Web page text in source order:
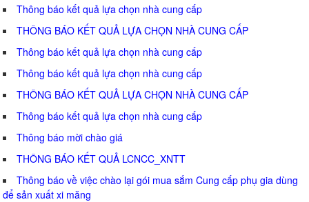
Thông báo kết quả lựa chọn nhà cung cấp
THÔNG BÁO KẾT QUẢ LỰA CHỌN NHÀ CUNG CẤP
Thông báo kết quả lựa chọn nhà cung cấp
Thông báo kết quả lựa chọn nhà cung cấp
THÔNG BÁO KẾT QUẢ LỰA CHỌN NHÀ CUNG CẤP
Thông báo kết quả lựa chọn nhà cung cấp
Thông báo mời chào giá
THÔNG BÁO KẾT QUẢ LCNCC_XNTT
Thông báo về việc chào lại gói mua sắm Cung cấp phụ gia dùng
để sản xuất xi măng